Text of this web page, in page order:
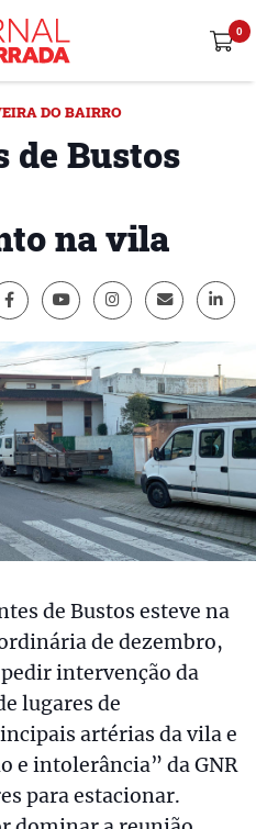
DO BAIRRO
de Bustos
na vila
de Bustos esteve na
de dezembro,
intervenção da
lugares de
artérias da vila e
e intolerância” da GNR
para estacionar.